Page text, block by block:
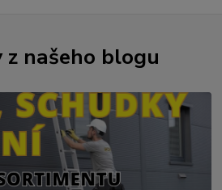
z našeho blogu